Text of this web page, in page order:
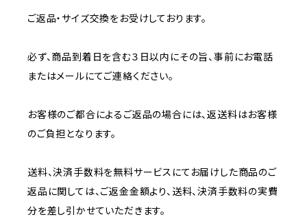
ご返品・サイズ交換をお受けしております。
必ず、商品到着日を含む３日以内にその旨、事前にお電話
またはメールにてご連絡ください。
お客様のご都合によるご返品の場合には、返送料はお客様
のご負担となります。
送料、決済手数料を無料サービスにてお届けした商品のご
返品に関しては、ご返金金額より、送料、決済手数料の実費
分を差し引かせていただきます。